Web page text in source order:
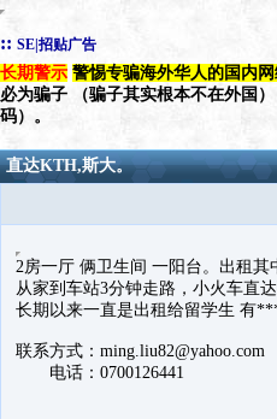
:: SE|招贴广告
长期警示 警惕专骗海外华人的国内
必为骗子 （骗子其实根本不在外国
码）。
直达KTH,斯大。
2房一厅 俩卫生间 一阳台。出租
从家到车站3分钟走路，小火车直
长期以来一直是出租给留学生 有
联系方式：ming.liu82@yahoo.com
电话：0700126441